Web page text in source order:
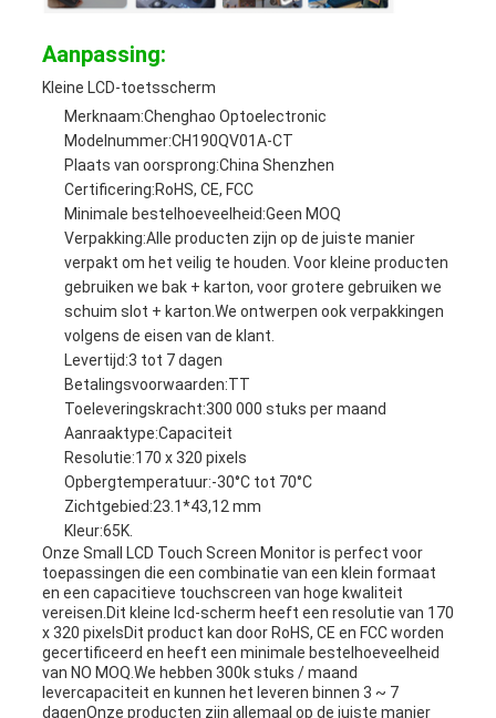
Aanpassing:
Kleine LCD-toetsscherm
Merknaam:Chenghao Optoelectronic
Modelnummer:CH190QV01A-CT
Plaats van oorsprong:China Shenzhen
Certificering:RoHS, CE, FCC
Minimale bestelhoeveelheid:Geen MOQ
Verpakking:Alle producten zijn op de juiste manier
verpakt om het veilig te houden. Voor kleine producten
gebruiken we bak + karton, voor grotere gebruiken we
schuim slot + karton.We ontwerpen ook verpakkingen
volgens de eisen van de klant.
Levertijd:3 tot 7 dagen
Betalingsvoorwaarden:TT
Toeleveringskracht:300 000 stuks per maand
Aanraaktype:Capaciteit
Resolutie:170 x 320 pixels
Opbergtemperatuur:-30°C tot 70°C
Zichtgebied:23.1*43,12 mm
Kleur:65K.
Onze Small LCD Touch Screen Monitor is perfect voor
toepassingen die een combinatie van een klein formaat
en een capacitieve touchscreen van hoge kwaliteit
vereisen.Dit kleine lcd-scherm heeft een resolutie van 170
x 320 pixelsDit product kan door RoHS, CE en FCC worden
gecertificeerd en heeft een minimale bestelhoeveelheid
van NO MOQ.We hebben 300k stuks / maand
levercapaciteit en kunnen het leveren binnen 3 ~ 7
dagenOnze producten zijn allemaal op de juiste manier